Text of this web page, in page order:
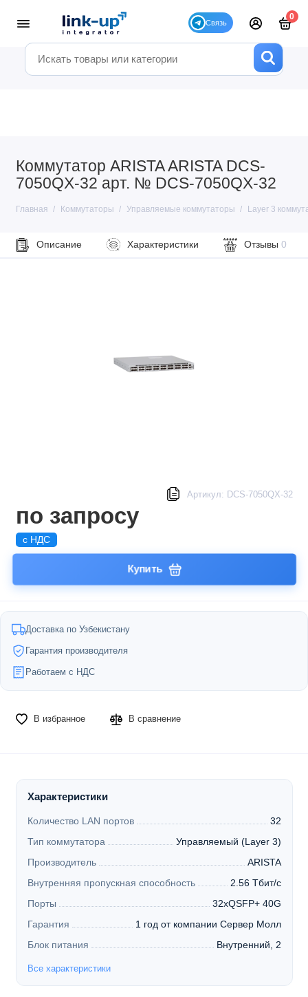
0
Коммутатор ARISTA ARISTA DCS-
7050QX-32 арт. № DCS-7050QX-32
Главная Коммутаторы Управляемые коммутаторы Layer 3
Описание Характеристики Отзывы 0
Артикул: DCS-7050QX-32
по запросу
с НДС
Купить
Доставка по Узбекистану
Гарантия производителя
Работаем с НДС
В избранное В сравнение
Характеристики
Количество LAN портов
32
Тип коммутатора
Управляемый (Layer 3)
Производитель
ARISTA
Внутренняя пропускная способность
2.56 Тбит/с
Порты
32xQSFP+ 40G
Гарантия
1 год от компании Сервер Молл
Блок питания
Внутренний, 2
Все характеристики